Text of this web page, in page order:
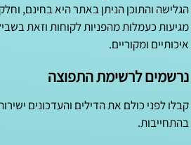
הגלישה והתוכן הניתן באתר היא בחינם,
מגיעות כעמלות מהפניות לקוחות וזאת
איכותיים ומקוריים.
נרשמים לרשימת התפוצה
קבלו לפני כולם את הדילים והעדכונים
בהתחייבות.